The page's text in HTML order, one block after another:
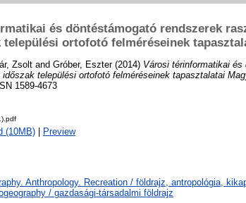
és döntéstámogató rendszerek
települési ortofotó felméréseinek
Zsolt and Gróber, Eszter(2014) Városi térinformatikai
települési ortofotó felméréseinek tapasztalatai
1589-4673
(10MB) Preview
Anthropology. Recreation / földrajz, antropológia,
/ gazdasági-társadalmi földrajz